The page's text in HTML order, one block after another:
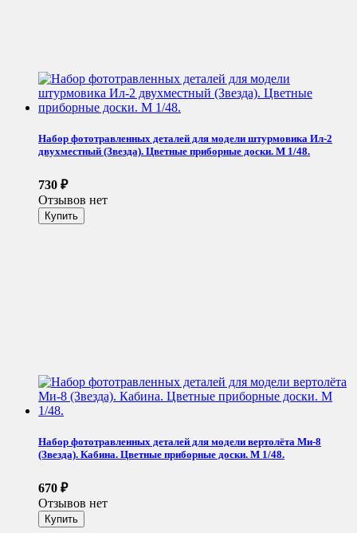
Набор фототравленных деталей для модели штурмовика Ил-2
двухместный (Звезда). Цветные приборные доски. М 1/48.
730 ₽
Отзывов нет
Набор фототравленных деталей для модели вертолёта Ми-8
(Звезда). Кабина. Цветные приборные доски. М 1/48.
670 ₽
Отзывов нет